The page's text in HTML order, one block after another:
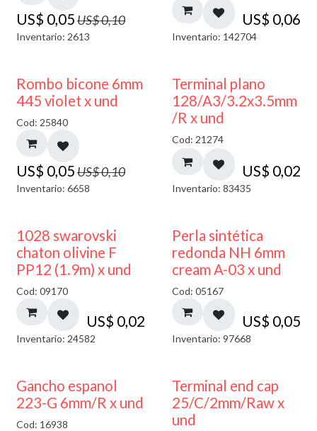
US$ 0,05US$0,10
Inventario: 2613
US$ 0,06
Inventario: 142704
50% DESCUENTO
Rombo bicone 6mm
445 violet x und
Cod: 25840
US$ 0,05US$0,10
Inventario: 6658
Terminal plano
128/A3/3.2x3.5mm
/R x und
Cod: 21274
US$ 0,02
Inventario: 83435
1028 swarovski
chaton olivine F
PP12 (1.9m) x und
Cod: 09170
US$ 0,02
Inventario: 24582
Perla sintética
redonda NH 6mm
cream A-03 x und
Cod: 05167
US$ 0,05
Inventario: 97668
Gancho espanol
223-G 6mm/R x und
Cod: 16938
Terminal end cap
25/C/2mm/Raw x
und